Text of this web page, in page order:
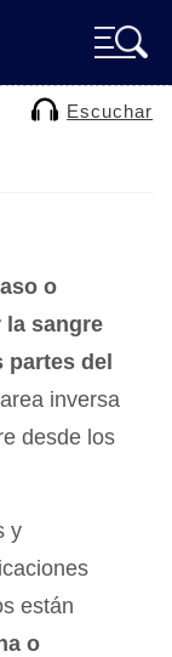
Escuchar
o
la sangre
del
inversa
desde los
y
están
o